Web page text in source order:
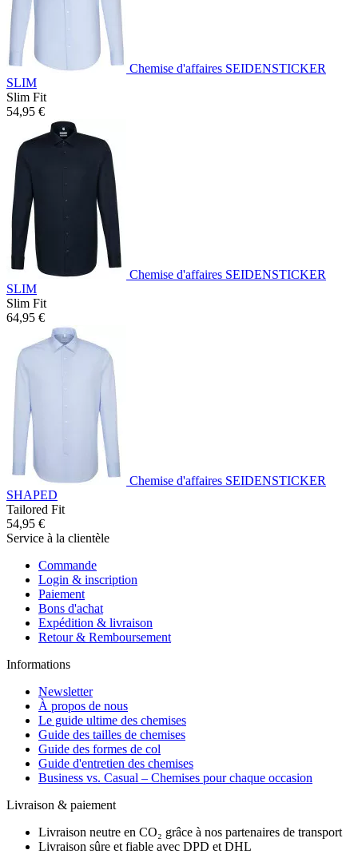
Chemise d'affaires SEIDENSTICKER
SLIM
Slim Fit
54,95 €
Chemise d'affaires SEIDENSTICKER
SLIM
Slim Fit
64,95 €
Chemise d'affaires SEIDENSTICKER
SHAPED
Tailored Fit
54,95 €
Service à la clientèle
Commande
Login & inscription
Paiement
Bons d'achat
Expédition & livraison
Retour & Remboursement
Informations
Newsletter
À propos de nous
Le guide ultime des chemises
Guide des tailles de chemises
Guide des formes de col
Guide d'entretien des chemises
Business vs. Casual – Chemises pour chaque occasion
Livraison & paiement
Livraison neutre en CO₂ grâce à nos partenaires de transport
Livraison sûre et fiable avec DPD et DHL